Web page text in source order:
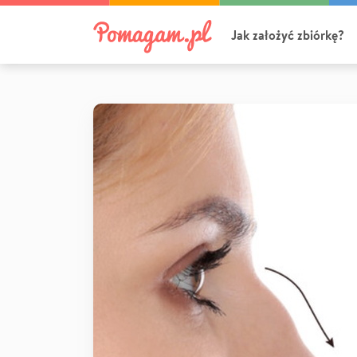
Jak założyć zbiórkę?